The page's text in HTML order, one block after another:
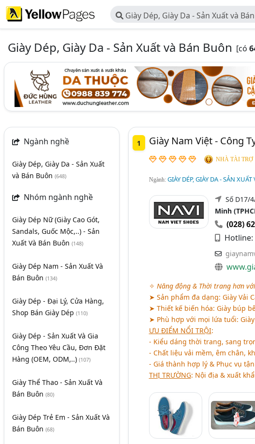
Giày Dép, Giày Da - Sản Xuất và
Giày Dép, Giày Da - Sản Xuất và Bán Buôn [có
Ngành nghề
Giày Dép, Giày Da - Sản Xuất
và Bán Buôn (648)
Nhóm ngành nghề
Giày Dép Nữ (Giày Cao Gót,
Sandals, Guốc Mộc,..) - Sản
Xuất Và Bán Buôn (148)
Giày Dép Nam - Sản Xuất Và
Bán Buôn (134)
Giày Dép - Đại Lý, Cửa Hàng,
Shop Bán Giày Dép (110)
Giày Dép - Sản Xuất Và Gia
Công Theo Yêu Cầu, Đơn Đặt
Hàng (OEM, ODM,..) (107)
Giày Thể Thao - Sản Xuất Và
Bán Buôn (80)
Giày Dép Trẻ Em - Sản Xuất Và
Bán Buôn (68)
1 Giày Nam Việt - Công
NHÀ TÀI TRỢ
Ngành: GIÀY DÉP, GIÀY DA - SẢN
Số D17/
Minh
(028)
Hotline:
✧ Năng động & Thời trang hơn
➤ Sản phẩm đa dạng: Giày Vải
➤ Thiết kế biến hóa: Giày búp
➤ Phù hợp với mọi lứa tuổi:
ƯU ĐIỂM NỔI TRỘI:
- Kiểu dáng thời trang, sang
- Chất liệu vải mềm, êm chân,
- Giá thành hợp lý & Phục vụ
THỊ TRƯỜNG: Nội địa & xuất